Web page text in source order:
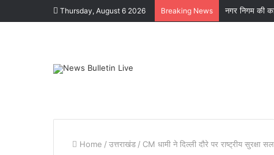
Thursday, August 6 2026 Breaking News नगर निगम की
Home / उत्तराखंड / CM धामी ने दिल्ली दौरे पर राष्ट्रीय सुरक्षा